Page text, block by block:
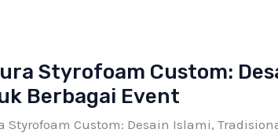
Styrofoam Custom:
Berbagai Event
Styrofoam Custom: Desain Islami,